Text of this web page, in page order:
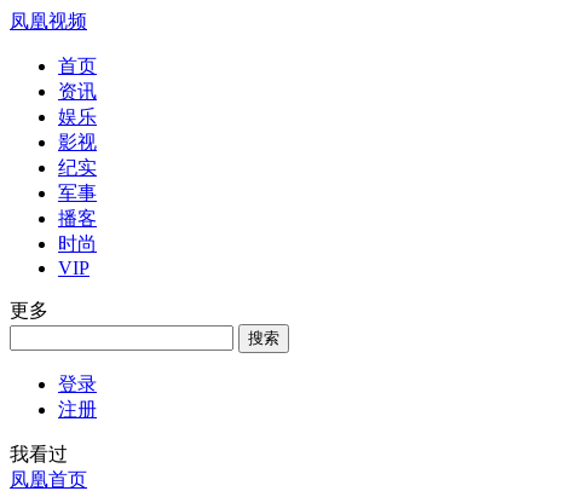
凤凰视频
首页
资讯
娱乐
影视
纪实
军事
播客
时尚
VIP
更多
登录
注册
我看过
凤凰首页